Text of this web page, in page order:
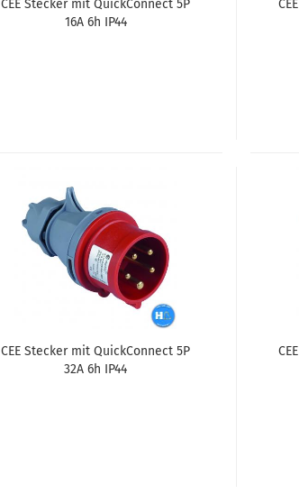
CEE Ste­cker mit Quick­Con­nect 5P
16A 6h IP44
CEE Ste­cker mit Quick­Con­nect 5P
32A 6h IP44